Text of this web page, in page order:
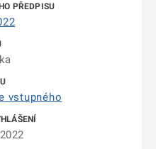
vstupného